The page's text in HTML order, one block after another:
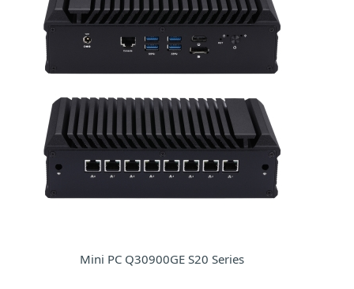
Mini PC Q30900GE S20 Series